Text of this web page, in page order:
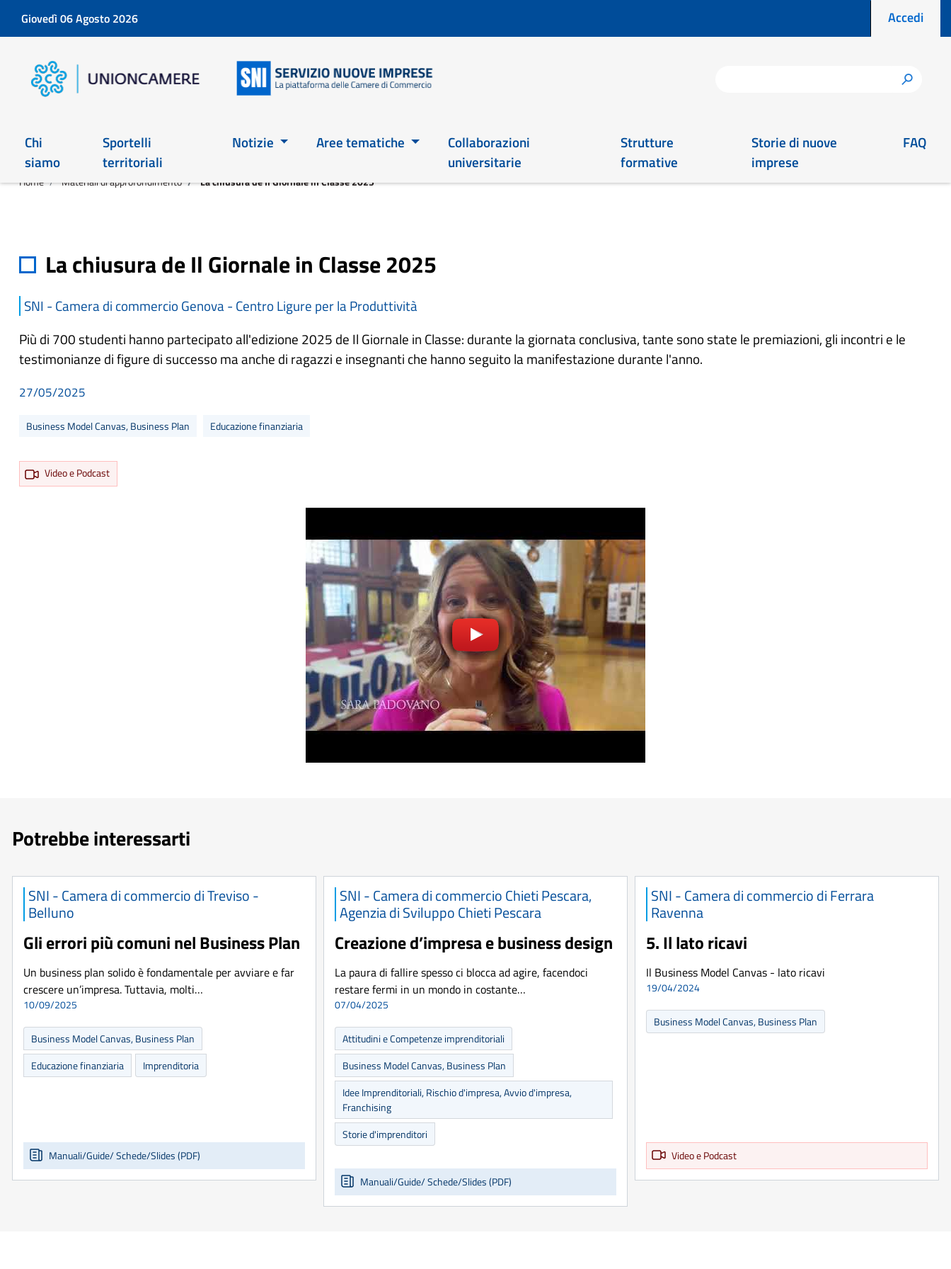
Giovedì 06 Agosto 2026 Menu
Accedi
h
Main 2026
Chi
siamo
Sportelli
territoriali
Notizie Aree tematiche
Collaborazioni
universitarie
Strutture
formative
Storie di nuove
imprese
FAQ
Home Materiali di approfondimento La chiusura de Il Giornale in Classe 2025
La chiusura de Il Giornale in Classe 2025
SNI - Camera di commercio Genova - Centro Ligure per la Produttività
Più di 700 studenti hanno partecipato all'edizione 2025 de Il Giornale in Classe: durante la giornata conclusiva, tante sono state le premiazioni, gli incontri e le
testimonianze di figure di successo ma anche di ragazzi e insegnanti che hanno seguito la manifestazione durante l'anno.
27/05/2025
Business Model Canvas, Business Plan Educazione finanziaria
Video e Podcast
Potrebbe interessarti
SNI - Camera di commercio di Treviso -
Belluno
Gli errori più comuni nel Business Plan
Un business plan solido è fondamentale per avviare e far
crescere un’impresa. Tuttavia, molti…
10/09/2025
Manuali/Guide/ Schede/Slides (PDF)
Business Model Canvas, Business Plan
Educazione finanziaria
Imprenditoria
SNI - Camera di commercio Chieti Pescara,
Agenzia di Sviluppo Chieti Pescara
Creazione d’impresa e business design
La paura di fallire spesso ci blocca ad agire, facendoci
restare fermi in un mondo in costante…
07/04/2025
Manuali/Guide/ Schede/Slides (PDF)
Attitudini e Competenze imprenditoriali
Business Model Canvas, Business Plan
Idee Imprenditoriali, Rischio d'impresa, Avvio d'impresa,
Franchising
Storie d'imprenditori
SNI - Camera di commercio di Ferrara
Ravenna
5. Il lato ricavi
Il Business Model Canvas - lato ricavi
19/04/2024
Video e Podcast
Business Model Canvas, Business Plan